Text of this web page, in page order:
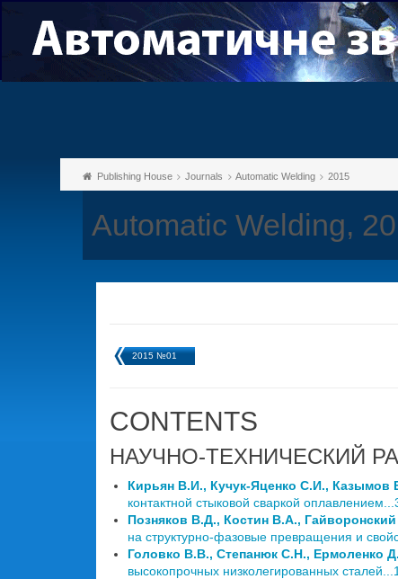
Publishing House Journals Automatic Welding 2015
Automatic Welding,
2015 №01
CONTENTS
НАУЧНО-ТЕХНИЧЕСКИЙ
Кирьян В.И., Кучук-Яценко С.И., Казымов
контактной стыковой сваркой
Позняков В.Д., Костин В.А.,
на структурно-фазовые превращения и
Головко В.В., Степанюк С.Н., Ермоленко
высокопрочных низколегированных